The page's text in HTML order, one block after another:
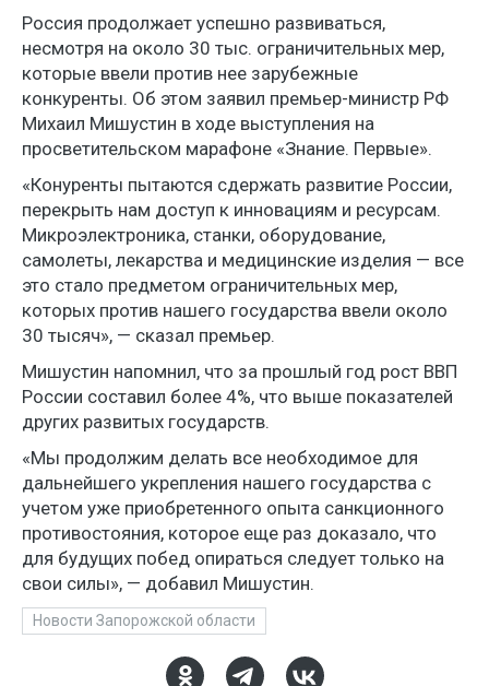
Россия продолжает успешно развиваться,
несмотря на около 30 тыс. ограничительных мер,
которые ввели против нее зарубежные
конкуренты. Об этом заявил премьер-министр РФ
Михаил Мишустин в ходе выступления на
просветительском марафоне «Знание. Первые».
«Конуренты пытаются сдержать развитие России,
перекрыть нам доступ к инновациям и ресурсам.
Микроэлектроника, станки, оборудование,
самолеты, лекарства и медицинские изделия — все
это стало предметом ограничительных мер,
которых против нашего государства ввели около
30 тысяч», — сказал премьер.
Мишустин напомнил, что за прошлый год рост ВВП
России составил более 4%, что выше показателей
других развитых государств.
«Мы продолжим делать все необходимое для
дальнейшего укрепления нашего государства с
учетом уже приобретенного опыта санкционного
противостояния, которое еще раз доказало, что
для будущих побед опираться следует только на
свои силы», — добавил Мишустин.
Новости Запорожской области